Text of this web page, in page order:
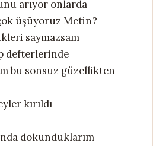
arıyor onlarda
üşüyoruz Metin?
saymazsam
defterlerinde
bu sonsuz güzellikten
kırıldı
dokunduklarım